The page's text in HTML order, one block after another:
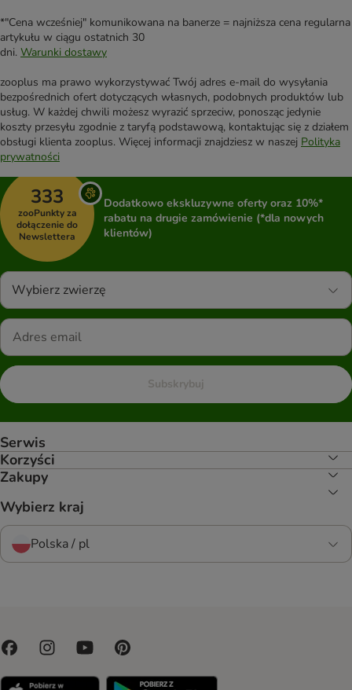
*"Cena wcześniej" komunikowana na banerze = najniższa cena regularna
artykułu w ciągu ostatnich 30
dni. Warunki dostawy
zooplus ma prawo wykorzystywać Twój adres e-mail do wysyłania
bezpośrednich ofert dotyczących własnych, podobnych produktów lub
usług. W każdej chwili możesz wyrazić sprzeciw, ponosząc jedynie
koszty przesyłu zgodnie z taryfą podstawową, kontaktując się z działem
obsługi klienta zooplus. Więcej informacji znajdziesz w naszej Polityka
prywatności
333
zooPunkty za
dołączenie do
Newslettera
Dodatkowo ekskluzywne oferty oraz 10%*
rabatu na drugie zamówienie (*dla nowych
klientów)
Wybierz zwierzę
Subskrybuj
Serwis
Korzyści
Zakupy
Wybierz kraj
Polska / pl